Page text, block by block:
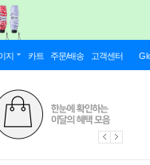
지 카트 주문/배송 고객센터